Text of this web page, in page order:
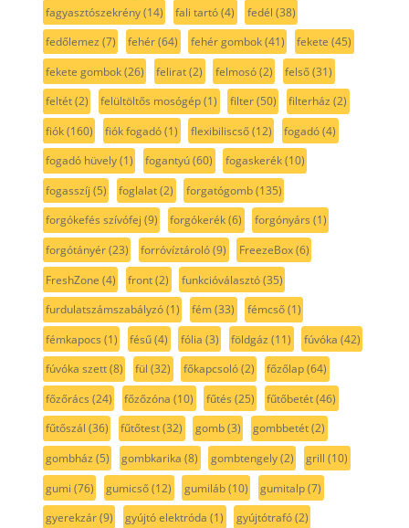
fagyasztószekrény(14) fali tartó(4) fedél (38)
fedőlemez (7) fehér(64) fehér gombok(41) fekete (45)
fekete gombok(26) felirat(2) felmosó(2) felső(31)
feltét(2) felültöltős mosógép(1) filter(50) filterház (2)
fiók(160) fiók fogadó(1) flexibiliscső(12) fogadó(4)
fogadó hüvely(1) fogantyú(60) fogaskerék(10)
fogasszíj (5) foglalat(2) forgatógomb(135)
forgókefés szívófej (9) forgókerék(6) forgónyárs (1)
forgótányér(23) forróvíztároló(9) FreezeBox(6)
FreshZone (4) front(2) funkcióválasztó(35)
furdulatszámszabályzó(1) fém(33) fémcső(1)
fémkapocs (1) fésű(4) fólia (3) földgáz (11) fúvóka (42)
fúvóka szett(8) fül (32) főkapcsoló(2) főzőlap(64)
főzőrács (24) főzőzóna (10) fűtés (25) fűtőbetét(46)
fűtőszál (36) fűtőtest(32) gomb(3) gombbetét(2)
gombház (5) gombkarika (8) gombtengely(2) grill (10)
gumi (76) gumicső(12) gumiláb(10) gumitalp(7)
gyerekzár(9) gyújtó elektróda (1) gyújtótrafó(2)